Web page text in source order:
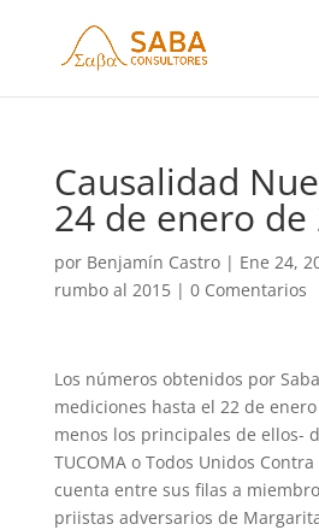
Causalidad
24 de enero de
por Benjamín Castro| Ene 24,
rumbo al 2015| 0 Comentarios
Los números obtenidos por
mediciones hasta el 22 de
menos los principales de ellos-
TUCOMA o Todos Unidos
cuenta entre sus filas a
priistas adversarios de